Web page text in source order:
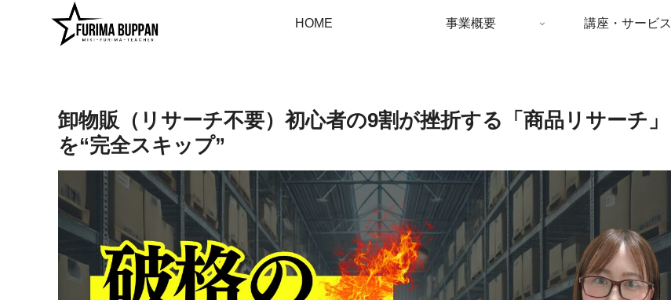
HOME 事業概要 講座・サービス
卸物販（リサーチ不要）初心者の9割が挫折する「商品リサーチ」
を“完全スキップ”